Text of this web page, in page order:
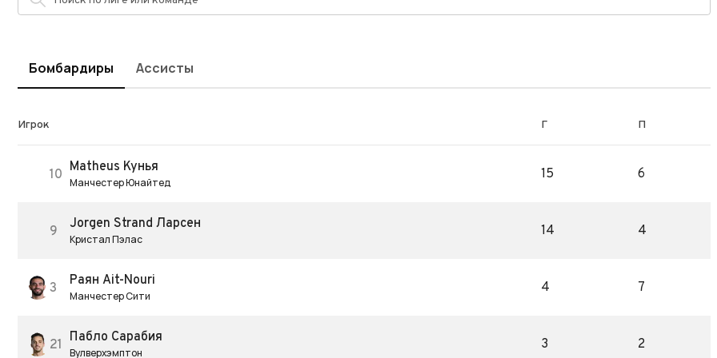
Бомбардиры Ассисты
Игрок Г П
10 Matheus Кунья
Манчестер Юнайтед
15 6
9 Jorgen Strand Ларсен
Кристал Пэлас
14 4
3 Раян Ait-Nouri
Манчестер Сити
4 7
21 Пабло Сарабия
Вулверхэмптон
3 2